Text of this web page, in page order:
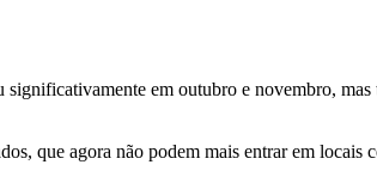
em outubro e novembro,
que agora não podem mais entrar em locais